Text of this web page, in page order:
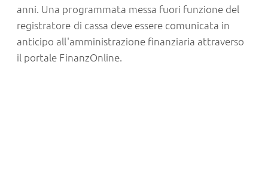
anni. Una programmata messa fuori funzione del
registratore di cassa deve essere comunicata in
anticipo all'amministrazione finanziaria attraverso
il portale FinanzOnline.